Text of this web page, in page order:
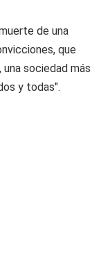
de una
que
sociedad más
y todas".